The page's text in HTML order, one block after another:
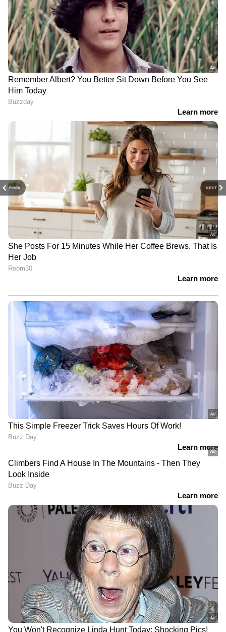
PREV NEXT
സമരത്തിൽ നിന്ന് പിന്നോട്ടില്ല;
തൃശൂരിൽ യുവമോർച്ച പ്രതിഷേധം
പ്രതിപക്ഷ വികാരം അമിത് ഷായെ
അറിയിക്കണം; നിർദേശം നൽകി
രാജ്യസഭ അധ്യക്ഷൻ | Amit shah |